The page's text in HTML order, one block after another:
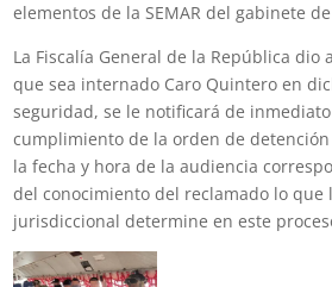
elementos de la SEMAR del gabinete
La Fiscalía General de la República dio
que sea internado Caro Quintero en
seguridad, se le notificará de
cumplimiento de la orden de
la fecha y hora de la audiencia
del conocimiento del reclamado lo que
jurisdiccional determine en este